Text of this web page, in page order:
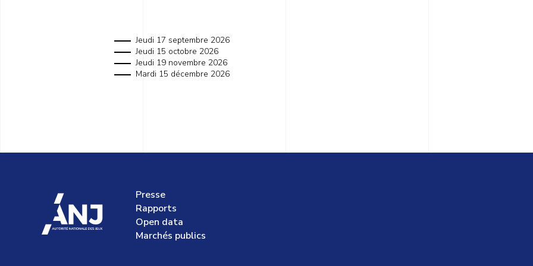
Jeudi 17 septembre 2026
Jeudi 15 octobre 2026
Jeudi 19 novembre 2026
Mardi 15 décembre 2026
accueil
Presse
Rapports
Open data
Marchés publics